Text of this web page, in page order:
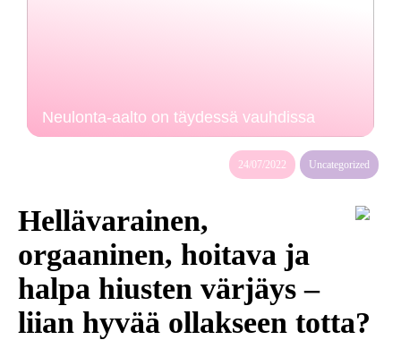
Neulonta-aalto on täydessä vauhdissa
24/07/2022 Uncategorized
Hellävarainen,
orgaaninen, hoitava ja
halpa hiusten värjäys –
liian hyvää ollakseen totta?